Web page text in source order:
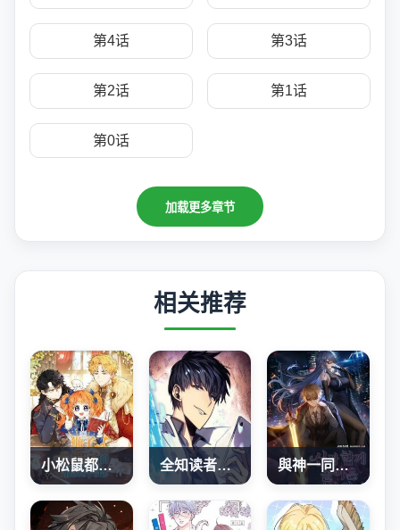
第4话 第3话
第2话 第1话
第0话
加载更多章节
相关推荐
小松鼠都很厲害 全知读者视角 與神一同歸來的騎士王